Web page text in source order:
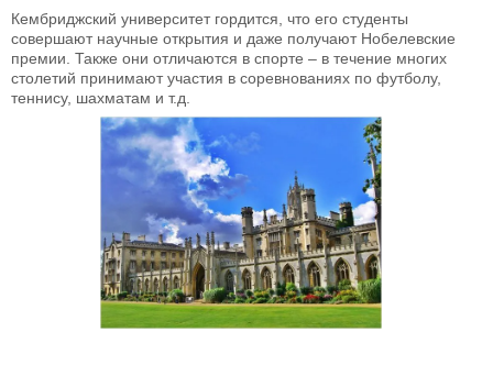
Кембриджский университет гордится, что его студенты
совершают научные открытия и даже получают Нобелевские
премии. Также они отличаются в спорте – в течение многих
столетий принимают участия в соревнованиях по футболу,
теннису, шахматам и т.д.